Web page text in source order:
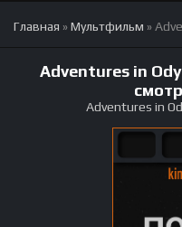
Главная »Мультфильм »
Adventures in
Adventures in